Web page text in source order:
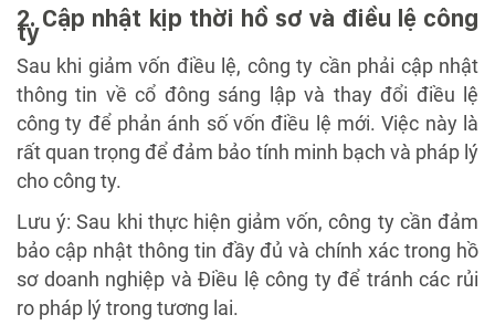
2. Cập nhật kịp thời hồ sơ và điều lệ công
ty
Sau khi giảm vốn điều lệ, công ty cần phải cập nhật
thông tin về cổ đông sáng lập và thay đổi điều lệ
công ty để phản ánh số vốn điều lệ mới. Việc này là
rất quan trọng để đảm bảo tính minh bạch và pháp lý
cho công ty.
Lưu ý: Sau khi thực hiện giảm vốn, công ty cần đảm
bảo cập nhật thông tin đầy đủ và chính xác trong hồ
sơ doanh nghiệp và Điều lệ công ty để tránh các rủi
ro pháp lý trong tương lai.